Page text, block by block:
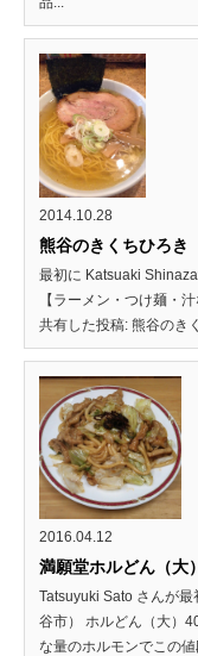
2014.10.28
熊谷のきくちひろき
最初に Katsuaki
【ラーメン・つけ麺・
共有した投稿: 熊谷のき
2016.04.12
満願堂ホルどん（大
Tatsuyuki Sato さんが
谷市） ホルどん（大）
な量のホルモンでこの値